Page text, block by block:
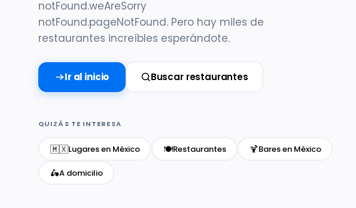
notFound.weAreSorry
notFound.pageNotFound. Pero hay miles de
restaurantes increíbles esperándote.
Ir al inicio Buscar restaurantes
QUIZÁS TE INTERESA
🇲🇽Lugares en México 🍽️Restaurantes 🍹Bares en México
🛵A domicilio